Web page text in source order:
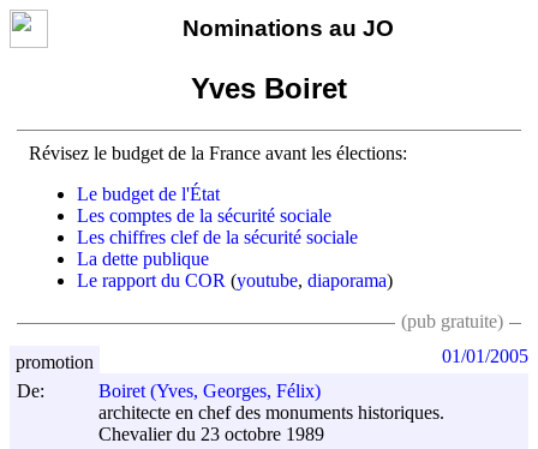
Nominations au JO
Yves Boiret
Révisez le budget de la France avant les élections:
Le budget de l'État
Les comptes de la sécurité sociale
Les chiffres clef de la sécurité sociale
La dette publique
Le rapport du COR (youtube, diaporama)
(pub gratuite)
De:
Boiret (Yves, Georges, Félix)
architecte en chef des monuments historiques.
Chevalier du 23 octobre 1989
promotion 01/01/2005